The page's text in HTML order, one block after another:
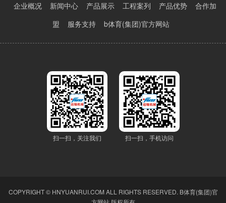
企业概况 新闻中心 产品展示 工程案列 产品优势
合作加
盟
服务支持 b体育(集团)官方网站
扫一扫，关注我们 扫一扫，手机访问
COPYRIGHT © HNYUANRUI.COM ALL RIGHTS RESERVED. B体育(集团)官